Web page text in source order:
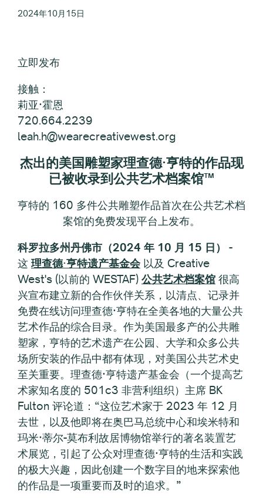
2024年10月15日
立即发布
接触：
莉亚·霍恩
720.664.2239
leah.h@wearecreativewest.org
杰出的美国雕塑家理查德·亨特的作品现
已被收录到公共艺术档案馆™
亨特的 160 多件公共雕塑作品首次在公共艺术档
案馆的免费发现平台上发布。
科罗拉多州丹佛市（2024 年 10 月 15 日）
-
这 理查德·亨特遗产基金会以及 Creative
West's (以前的 WESTAF) 公共艺术档案馆 很高
兴宣布建立新的合作伙伴关系，以清点、记录并
免费在线访问理查德·亨特在全美各地的大量公共
艺术作品的综合目录。作为美国最多产的公共雕
塑家，亨特的艺术遗产在公园、大学和众多公共
场所安装的作品中都有体现，对美国公共艺术史
至关重要。理查德·亨特遗产基金会（一个提高艺
术家知名度的 501c3 非营利组织）主席 BK
Fulton 评论道：“这位艺术家于 2023 年 12 月
去世，以及他即将在奥巴马总统中心和埃米特和
玛米·蒂尔-莫布利故居博物馆举行的著名装置艺
术展览，引起了公众对理查德·亨特的生活和实践
的极大兴趣，因此创建一个数字目的地来探索他
的作品是一项重要而及时的追求。”